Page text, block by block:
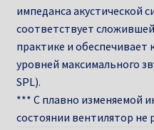
импеданса акустической
соответствует
практике и обеспечивает
уровней максимального
SPL).
*** C плавно изменяемой
состоянии вентилятор не